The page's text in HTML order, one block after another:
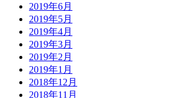
2019年6月
2019年5月
2019年4月
2019年3月
2019年2月
2019年1月
2018年12月
2018年11月